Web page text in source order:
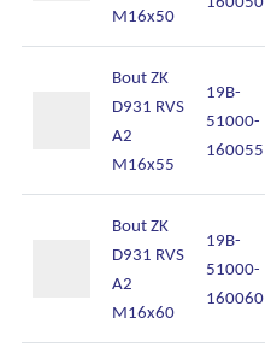
M16x50
Bout ZK
D931 RVS
A2
M16x55
19B-
51000-
160055
Bout ZK
D931 RVS
A2
M16x60
19B-
51000-
160060